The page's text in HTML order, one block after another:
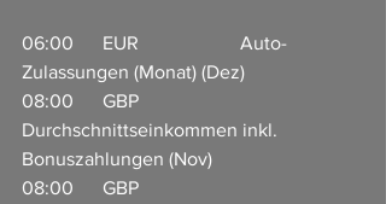
06:00      EUR                     Auto-
Zulassungen (Monat) (Dez)
08:00      GBP
Durchschnittseinkommen inkl.
Bonuszahlungen (Nov)
08:00      GBP